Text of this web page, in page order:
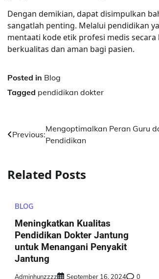
Dengan demikian, dapat disimpulkan
sangatlah penting. Melalui pendidikan
mentaati kode etik profesi medis
berkualitas dan aman bagi pasien.
Posted in Blog
Tagged pendidikan dokter
Post
navigation
Previous:
Mengoptimalkan Peran Guru
Pendidikan
Related Posts
BLOG
Meningkatkan Kualitas
Pendidikan Dokter Jantung
untuk Menangani Penyakit
Jantung
Adminhunzzzz September 16, 2024 0